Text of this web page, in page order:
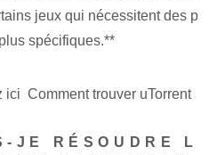
jeux qui nécessitent des p
spécifiques.**
Comment trouver uTorrent
JE RÉSOUDRE L